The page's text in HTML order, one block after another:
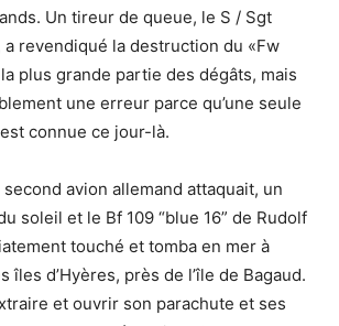
Un tireur de queue, le S / Sgt
a revendiqué la destruction du «Fw
plus grande partie des dégâts, mais
une erreur parce qu’une seule
connue ce jour-là.
avion allemand attaquait, un
soleil et le Bf 109 “blue 16” de Rudolf
touché et tomba en mer à
îles d’Hyères, près de l’île de Bagaud.
et ouvrir son parachute et ses